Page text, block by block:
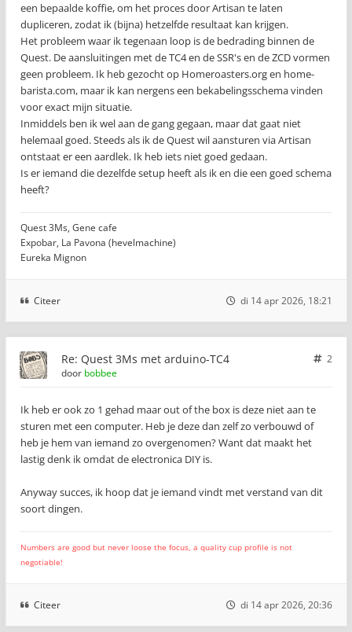
een bepaalde koffie, om het proces door Artisan te laten
dupliceren, zodat ik (bijna) hetzelfde resultaat kan krijgen.
Het probleem waar ik tegenaan loop is de bedrading binnen de
Quest. De aansluitingen met de TC4 en de SSR's en de ZCD vormen
geen probleem. Ik heb gezocht op Homeroasters.org en home-
barista.com, maar ik kan nergens een bekabelingsschema vinden
voor exact mijn situatie.
Inmiddels ben ik wel aan de gang gegaan, maar dat gaat niet
helemaal goed. Steeds als ik de Quest wil aansturen via Artisan
ontstaat er een aardlek. Ik heb iets niet goed gedaan.
Is er iemand die dezelfde setup heeft als ik en die een goed schema
heeft?
Quest 3Ms, Gene cafe
Expobar, La Pavona (hevelmachine)
Eureka Mignon
Citeer di 14 apr 2026, 18:21
Re: Quest 3Ms met arduino-TC4
2
door bobbee
Ik heb er ook zo 1 gehad maar out of the box is deze niet aan te
sturen met een computer. Heb je deze dan zelf zo verbouwd of
heb je hem van iemand zo overgenomen? Want dat maakt het
lastig denk ik omdat de electronica DIY is.
Anyway succes, ik hoop dat je iemand vindt met verstand van dit
soort dingen.
Numbers are good but never loose the focus, a quality cup profile is not
negotiable!
Citeer di 14 apr 2026, 20:36